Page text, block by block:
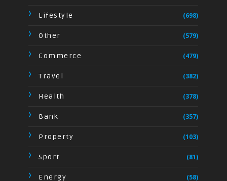
Lifestyle (698)
Other (579)
Commerce (479)
Travel (382)
Health (378)
Bank (357)
Property (103)
Sport (81)
Energy (58)